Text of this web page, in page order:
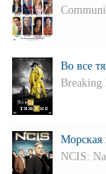
Во все
Breaking
Морская
NCIS: